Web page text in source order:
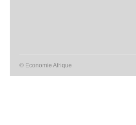
© Economie Afrique